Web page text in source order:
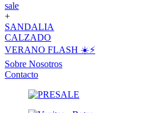
sale
+
SANDALIA
CALZADO
VERANO FLASH ☀️⚡️
Sobre Nosotros
Contacto